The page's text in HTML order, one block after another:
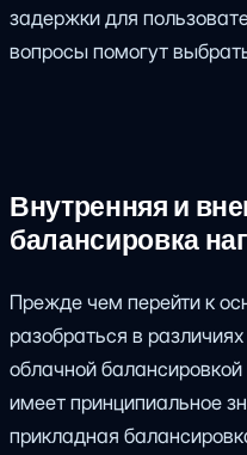
задержки для
вопросы помогут
Внутренняя и
балансировка
Прежде чем перейти к
разобраться в
облачной
имеет принципиальное
прикладная